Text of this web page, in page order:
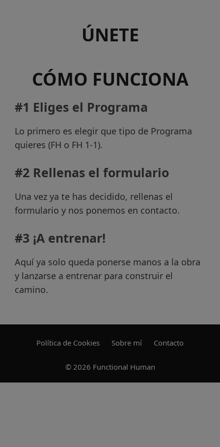
ÚNETE
CÓMO FUNCIONA
#1 Eliges el Programa
Lo primero es elegir que tipo de Programa
quieres (FH o FH 1-1).
#2 Rellenas el formulario
Una vez ya te has decidido, rellenas el
formulario y nos ponemos en contacto.
#3 ¡A entrenar!
Aquí ya solo queda ponerse manos a la obra
y lanzarse a entrenar para construir el
camino.
Política de Cookies Sobre mí Contacto
© 2026 Functional Human